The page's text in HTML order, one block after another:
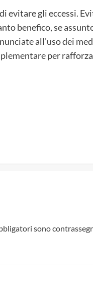
evitare gli eccessi.
benefico, se
all’uso dei
per
sono